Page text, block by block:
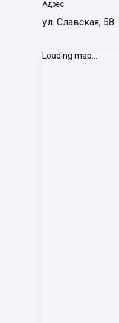
Адрес
ул. Славская, 58
Loading map...